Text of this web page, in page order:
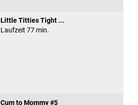
Little Titties Tight ...
Laufzeit 77 min.
Cum to Mommy #5